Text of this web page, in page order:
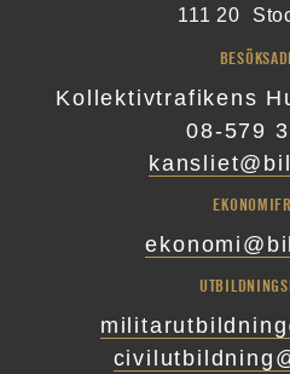
111 20
Kollektivtrafikens
08-579